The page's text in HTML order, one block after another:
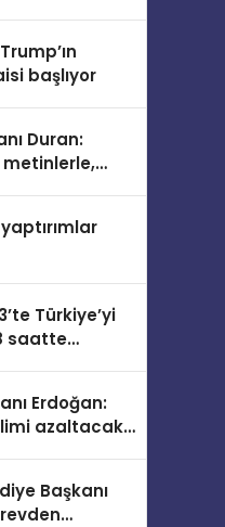
başlıyor
Duran:
metinlerle,
Türkiye’yi
saatte
Erdoğan:
azaltacak
Başkanı